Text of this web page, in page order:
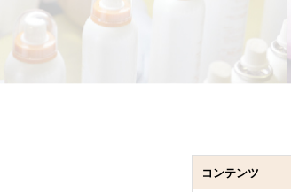
コンテンツ